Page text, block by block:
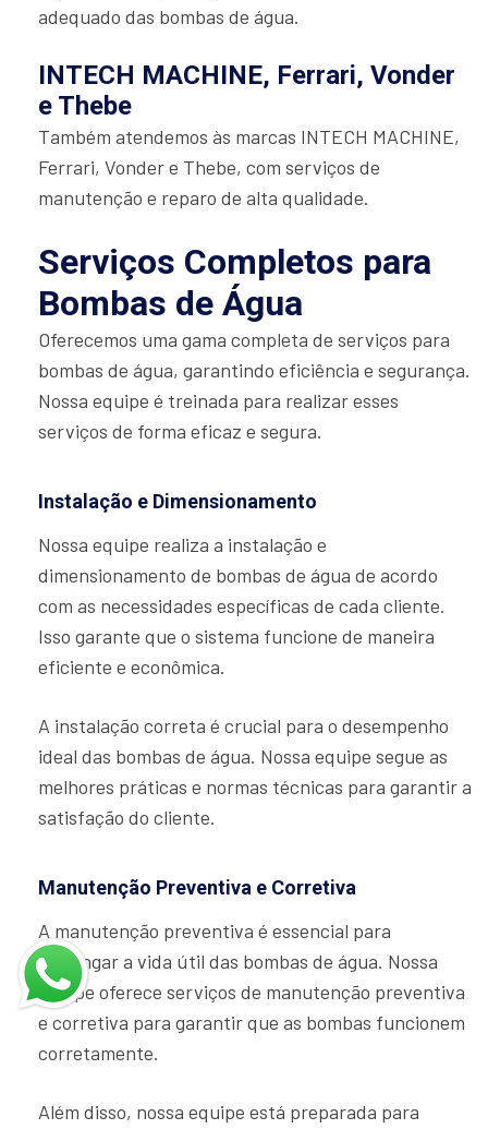
adequado das bombas de água.
INTECH MACHINE, Ferrari, Vonder
e Thebe
Também atendemos às marcas INTECH MACHINE,
Ferrari, Vonder e Thebe, com serviços de
manutenção e reparo de alta qualidade.
Serviços Completos para
Bombas de Água
Oferecemos uma gama completa de serviços para
bombas de água, garantindo eficiência e segurança.
Nossa equipe é treinada para realizar esses
serviços de forma eficaz e segura.
Instalação e Dimensionamento
Nossa equipe realiza a instalação e
dimensionamento de bombas de água de acordo
com as necessidades específicas de cada cliente.
Isso garante que o sistema funcione de maneira
eficiente e econômica.
A instalação correta é crucial para o desempenho
ideal das bombas de água. Nossa equipe segue as
melhores práticas e normas técnicas para garantir a
satisfação do cliente.
Manutenção Preventiva e Corretiva
A manutenção preventiva é essencial para
prolongar a vida útil das bombas de água. Nossa
equipe oferece serviços de manutenção preventiva
e corretiva para garantir que as bombas funcionem
corretamente.
Além disso, nossa equipe está preparada para